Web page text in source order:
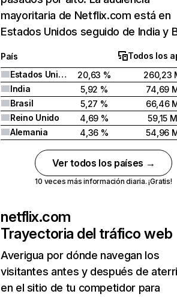
mayoritaria de Netflix.com está en
Estados Unidos seguido de India y
País
Todos los
Estados Unidos
20,63 %
260,23
India
5,92 %
74,69
Brasil
5,27 %
66,46
Reino Unido
4,69 %
59,15 M
Alemania
4,36 % 54,96
Ver todos los países →
10 veces más información diaria. ¡Gratis!
netflix.com
Trayectoria del tráfico web
Averigua por dónde navegan los
visitantes antes y después de
en el sitio de tu competidor para